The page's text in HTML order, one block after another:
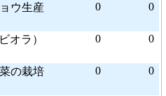
ウ生産
0 0
オラ）
0 0
の栽培
0 0